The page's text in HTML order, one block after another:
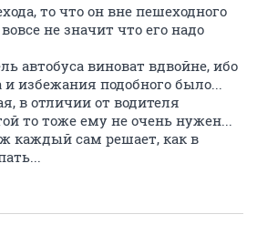
то что он вне пешеходного
не значит что его надо
автобуса виноват вдвойне, ибо
и избежания подобного было...
в отличии от водителя
то тоже ему не очень нужен...
каждый сам решает, как в